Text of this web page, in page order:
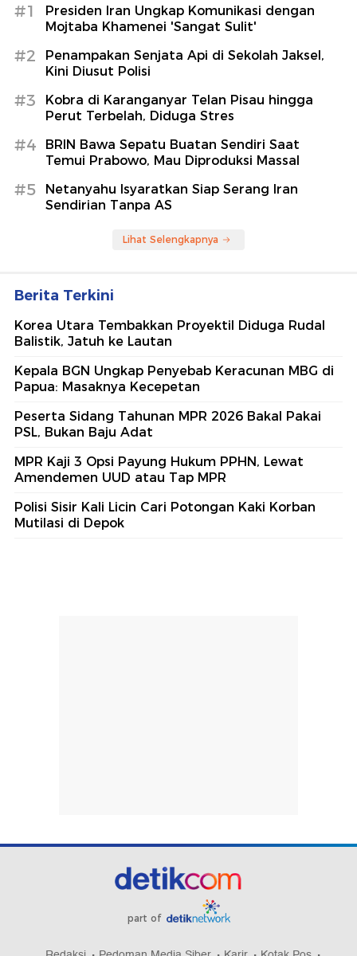
#1
Presiden Iran Ungkap Komunikasi dengan
Mojtaba Khamenei 'Sangat Sulit'
#2
Penampakan Senjata Api di Sekolah Jaksel,
Kini Diusut Polisi
#3
Kobra di Karanganyar Telan Pisau hingga
Perut Terbelah, Diduga Stres
#4
BRIN Bawa Sepatu Buatan Sendiri Saat
Temui Prabowo, Mau Diproduksi Massal
#5
Netanyahu Isyaratkan Siap Serang Iran
Sendirian Tanpa AS
Lihat Selengkapnya
Berita Terkini
Korea Utara Tembakkan Proyektil Diduga Rudal
Balistik, Jatuh ke Lautan
Kepala BGN Ungkap Penyebab Keracunan MBG di
Papua: Masaknya Kecepetan
Peserta Sidang Tahunan MPR 2026 Bakal Pakai
PSL, Bukan Baju Adat
MPR Kaji 3 Opsi Payung Hukum PPHN, Lewat
Amendemen UUD atau Tap MPR
Polisi Sisir Kali Licin Cari Potongan Kaki Korban
Mutilasi di Depok
part of